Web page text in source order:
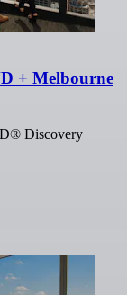
+ Melbourne
Discovery